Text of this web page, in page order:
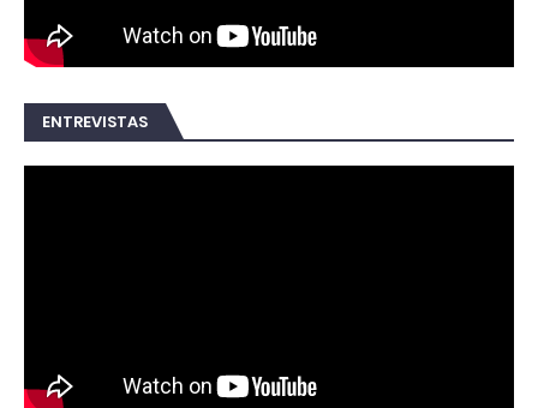
ENTREVISTAS